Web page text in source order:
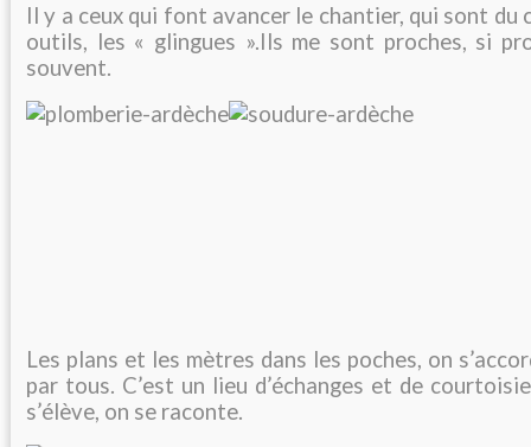
Il y a ceux qui font avancer le chantier, qui sont du
outils, les « glingues ».Ils me sont proches, si
souvent.
Les plans et les mètres dans les poches, on
par tous. C’est un lieu d’échanges et de
s’élève, on se raconte.